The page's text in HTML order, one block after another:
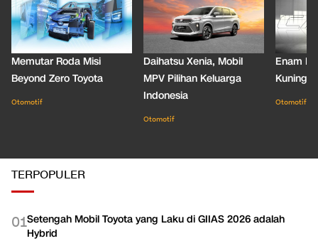
Memutar Roda Misi
Beyond Zero Toyota
Otomotif
Daihatsu Xenia, Mobil
MPV Pilihan Keluarga
Indonesia
Otomotif
Enam
Kuning
Otomotif
TERPOPULER
01Setengah Mobil Toyota yang Laku di GIIAS 2026 adalah
Hybrid